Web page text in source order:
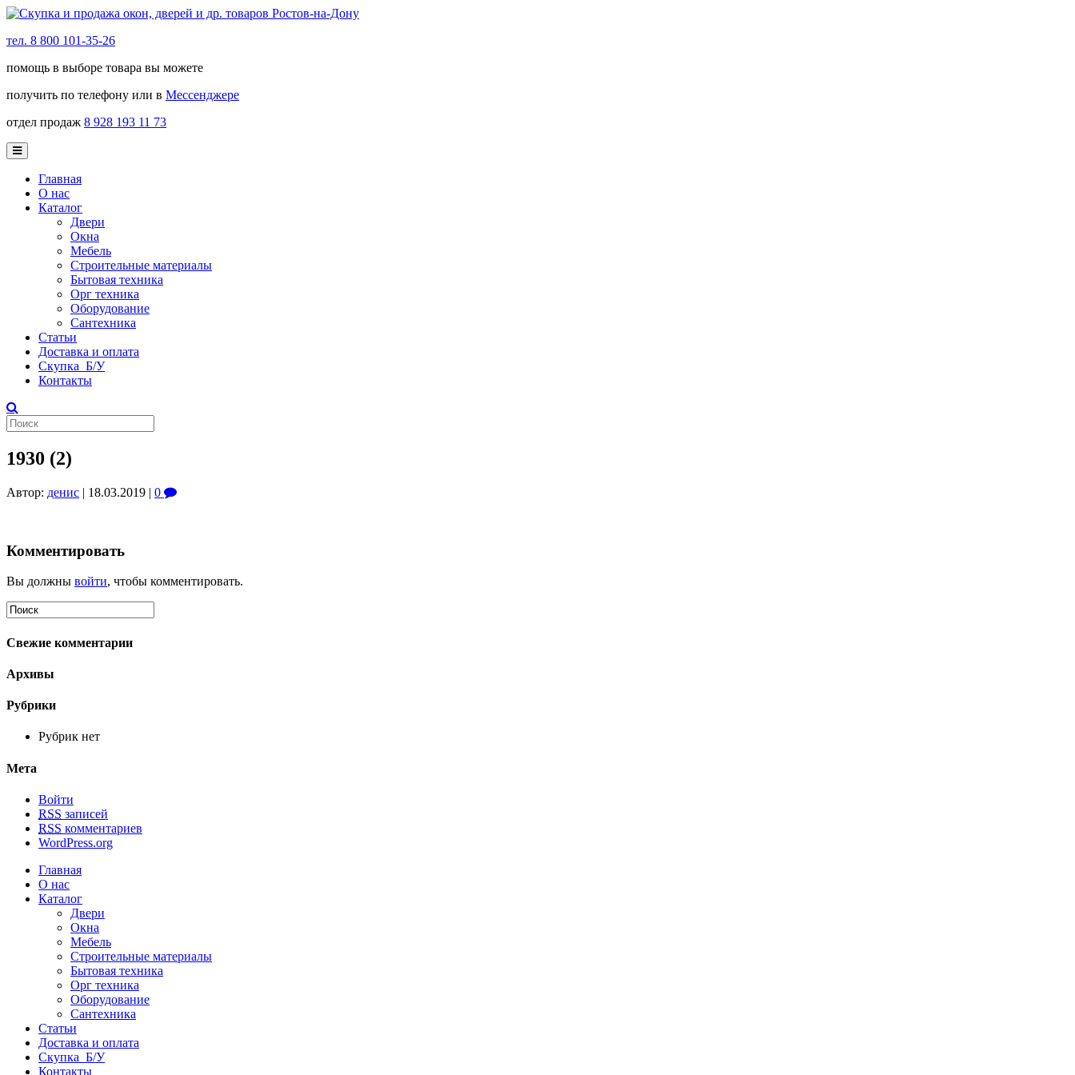
тел. 8 800 101-35-26
помощь в выборе товара вы можете
получить по телефону или в Мессенджере
отдел продаж 8 928 193 11 73
Главная
О нас
Каталог
Двери
Окна
Мебель
Строительные материалы
Бытовая техника
Орг техника
Оборудование
Сантехника
Статьи
Доставка и оплата
Скупка Б/У
Контакты
1930 (2)
Автор: денис | 18.03.2019 | 0
Комментировать
Вы должны войти, чтобы комментировать.
Свежие комментарии
Архивы
Рубрики
Рубрик нет
Мета
Войти
RSS записей
RSS комментариев
WordPress.org
Главная
О нас
Каталог
Двери
Окна
Мебель
Строительные материалы
Бытовая техника
Орг техника
Оборудование
Сантехника
Статьи
Доставка и оплата
Скупка Б/У
Контакты